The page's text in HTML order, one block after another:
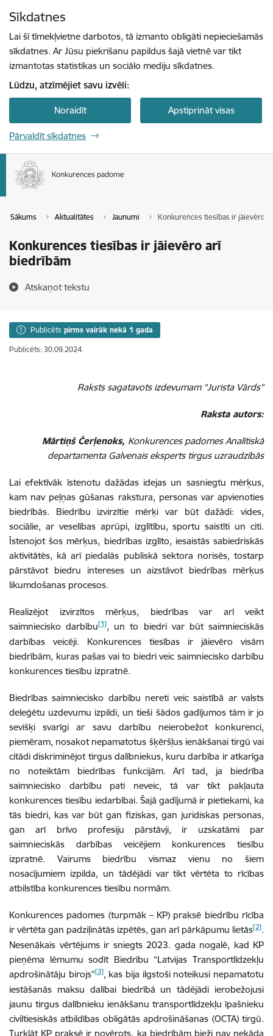
Sīkdatnes
Lai šī tīmekļvietne darbotos, tā izmanto obligāti nepieciešamās
sīkdatnes. Ar Jūsu piekrišanu papildus šajā vietnē var tikt
izmantotas statistikas un sociālo mediju sīkdatnes.
Lūdzu, atzīmējiet savu izvēli:
Noraidīt Apstiprināt visas
Pārvaldīt sīkdatnes
Sākums Aktualitātes Jaunumi Konkurences tiesības ir jāievēro
Konkurences tiesības ir jāievēro arī
biedrībām
Atskaņot tekstu
Publicēts pirms vairāk nekā 1 gada
Publicēts: 30.09.2024.
Raksts sagatavots izdevumam "Jurista Vārds"
Raksta autors:
Mārtiņš Čerļenoks, Konkurences padomes Analītiskā
departamenta Galvenais eksperts tirgus uzraudzībās
Lai efektīvāk īstenotu dažādas idejas un sasniegtu mērķus,
kam nav peļņas gūšanas rakstura, personas var apvienoties
biedrībās. Biedrību izvirzītie mērķi var būt dažādi: vides,
sociālie, ar veselības aprūpi, izglītību, sportu saistīti un citi.
Īstenojot šos mērķus, biedrības izglīto, iesaistās sabiedriskās
aktivitātēs, kā arī piedalās publiskā sektora norisēs, tostarp
pārstāvot biedru intereses un aizstāvot biedrības mērķus
likumdošanas procesos.
Realizējot izvirzītos mērķus, biedrības var arī veikt
saimniecisko darbību[1], un to biedri var būt saimnieciskās
darbības veicēji. Konkurences tiesības ir jāievēro visām
biedrībām, kuras pašas vai to biedri veic saimniecisko darbību
konkurences tiesību izpratnē.
Biedrības saimniecisko darbību nereti veic saistībā ar valsts
deleģētu uzdevumu izpildi, un tieši šādos gadījumos tām ir jo
sevišķi svarīgi ar savu darbību neierobežot konkurenci,
piemēram, nosakot nepamatotus šķēršļus ienākšanai tirgū vai
citādi diskriminējot tirgus dalībniekus, kuru darbība ir atkarīga
no noteiktām biedrības funkcijām. Arī tad, ja biedrība
saimniecisko darbību pati neveic, tā var tikt pakļauta
konkurences tiesību iedarbībai. Šajā gadījumā ir pietiekami, ka
tās biedri, kas var būt gan fiziskas, gan juridiskas personas,
gan arī brīvo profesiju pārstāvji, ir uzskatāmi par
saimnieciskās darbības veicējiem konkurences tiesību
izpratnē. Vairums biedrību vismaz vienu no šiem
nosacījumiem izpilda, un tādējādi var tikt vērtēta to rīcības
atbilstība konkurences tiesību normām.
Konkurences padomes (turpmāk – KP) praksē biedrību rīcība
ir vērtēta gan padziļinātās izpētēs, gan arī pārkāpumu lietās[2].
Nesenākais vērtējums ir sniegts 2023. gada nogalē, kad KP
pieņēma lēmumu sodīt Biedrību “Latvijas Transportlīdzekļu
apdrošinātāju birojs”[3], kas bija ilgstoši noteikusi nepamatotu
iestāšanās maksu dalībai biedrībā un tādējādi ierobežojusi
jaunu tirgus dalībnieku ienākšanu transportlīdzekļu īpašnieku
civiltiesiskās atbildības obligātās apdrošināšanas (OCTA) tirgū.
Turklāt KP praksē ir novērots, ka biedrībām bieži nav nekāda